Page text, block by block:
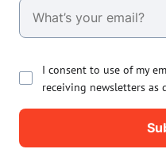
I consent to use of my
receiving newsletters as